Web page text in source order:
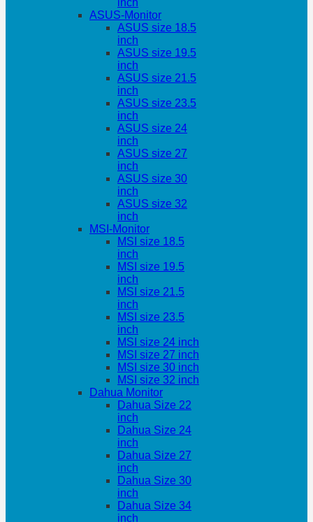
inch
ASUS-Monitor
ASUS size 18.5
inch
ASUS size 19.5
inch
ASUS size 21.5
inch
ASUS size 23.5
inch
ASUS size 24
inch
ASUS size 27
inch
ASUS size 30
inch
ASUS size 32
inch
MSI-Monitor
MSI size 18.5
inch
MSI size 19.5
inch
MSI size 21.5
inch
MSI size 23.5
inch
MSI size 24 inch
MSI size 27 inch
MSI size 30 inch
MSI size 32 inch
Dahua Monitor
Dahua Size 22
inch
Dahua Size 24
inch
Dahua Size 27
inch
Dahua Size 30
inch
Dahua Size 34
inch